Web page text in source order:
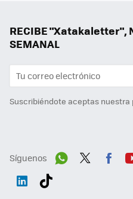
RECIBE "Xatakaletter",
SEMANAL
Suscribiéndote aceptas nuestra
Síguenos